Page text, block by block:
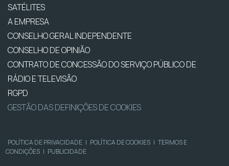
SATÉLITES
A EMPRESA
CONSELHO GERAL INDEPENDENTE
CONSELHO DE OPINIÃO
CONTRATO DE CONCESSÃO DO SERVIÇO PÚBLICO DE
RÁDIO E TELEVISÃO
RGPD
GESTÃO DAS DEFINIÇÕES DE COOKIES
POLÍTICA DE PRIVACIDADE | POLÍTICA DE COOKIES | TERMOS E
CONDIÇÕES | PUBLICIDADE